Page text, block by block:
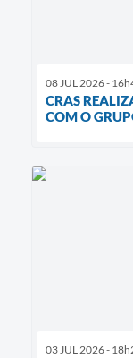
08 JUL 2026 -
CRAS
COM O
03 JUL 2026 -